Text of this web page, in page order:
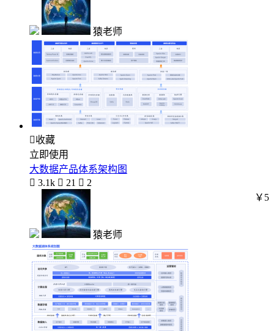
猿老师
收藏
立即使用
大数据产品体系架构图
 3.1k  21  2
猿老师
￥5